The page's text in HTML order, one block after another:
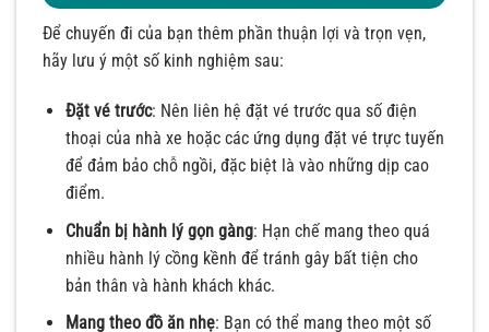
Để chuyến đi của bạn thêm phần thuận lợi và trọn vẹn,
hãy lưu ý một số kinh nghiệm sau:
Đặt vé trước: Nên liên hệ đặt vé trước qua số điện
thoại của nhà xe hoặc các ứng dụng đặt vé trực tuyến
để đảm bảo chỗ ngồi, đặc biệt là vào những dịp cao
điểm.
Chuẩn bị hành lý gọn gàng: Hạn chế mang theo quá
nhiều hành lý cồng kềnh để tránh gây bất tiện cho
bản thân và hành khách khác.
Mang theo đồ ăn nhẹ: Bạn có thể mang theo một số